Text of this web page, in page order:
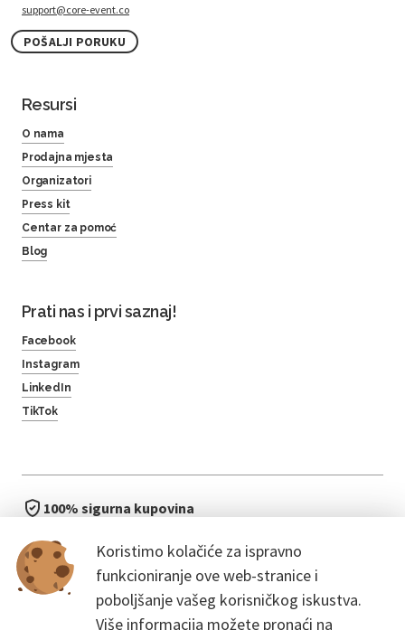
Koristimo kolačiće za ispravno
funkcioniranje ove web-stranice i
poboljšanje vašeg korisničkog iskustva.
Više informacija možete pronaći na
support@core-event.co
POŠALJI PORUKU
Resursi
O nama
Prodajna mjesta
Organizatori
Press kit
Centar za pomoć
Blog
Prati nas i prvi saznaj!
Facebook
Instagram
LinkedIn
TikTok
100% sigurna kupovina
bez čekanja u redu